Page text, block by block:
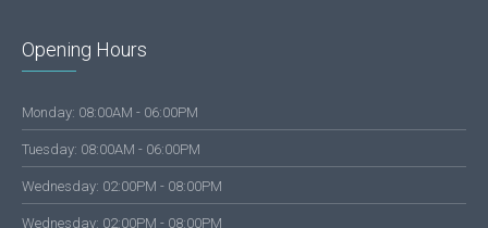
Opening Hours
Monday: 08:00AM - 06:00PM
Tuesday: 08:00AM - 06:00PM
Wednesday: 02:00PM - 08:00PM
Wednesday: 02:00PM - 08:00PM